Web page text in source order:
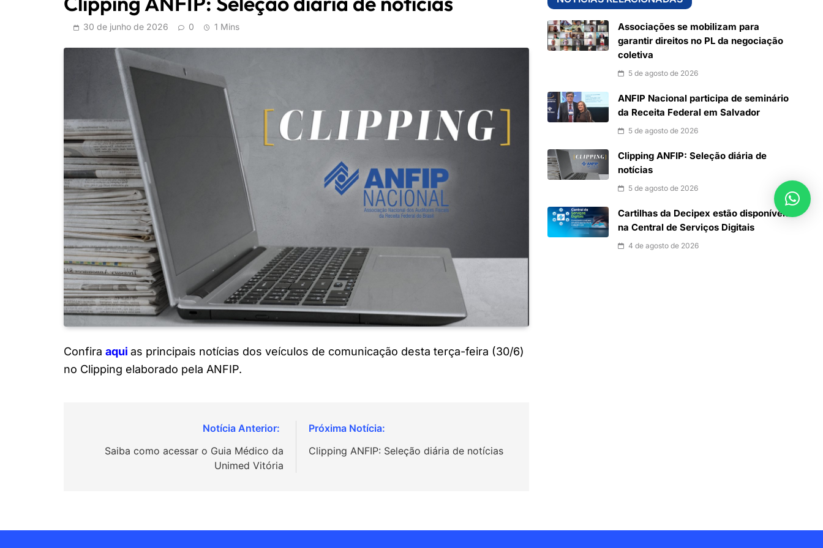
30 de junho de 2026 0 1 Mins
Confira aqui as principais notícias dos veículos de comunicação desta terça-feira (30/6)
no Clipping elaborado pela ANFIP.
Saiba como acessar o Guia Médico da
Unimed Vitória
Clipping ANFIP: Seleção diária de notícias
Associações se mobilizam para
garantir direitos no PL da negociação
coletiva
5 de agosto de 2026
ANFIP Nacional participa de seminário
da Receita Federal em Salvador
5 de agosto de 2026
Clipping ANFIP: Seleção diária de
notícias
5 de agosto de 2026
Cartilhas da Decipex estão disponíveis
na Central de Serviços Digitais
4 de agosto de 2026